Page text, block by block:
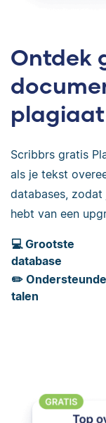
Ontdek
Scribbrs gratis
als je tekst
databases,
hebt van een
💻 Grootste
database
✏️ Ondersteunde
talen